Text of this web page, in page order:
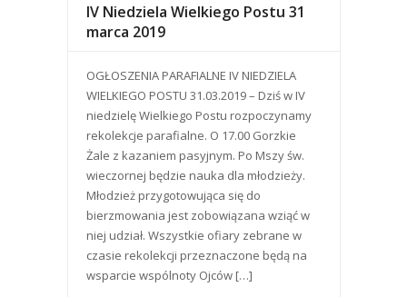
IV Niedziela Wielkiego Postu 31
marca 2019
OGŁOSZENIA PARAFIALNE IV NIEDZIELA
WIELKIEGO POSTU 31.03.2019 – Dziś w IV
niedzielę Wielkiego Postu rozpoczynamy
rekolekcje parafialne. O 17.00 Gorzkie
Żale z kazaniem pasyjnym. Po Mszy św.
wieczornej będzie nauka dla młodzieży.
Młodzież przygotowująca się do
bierzmowania jest zobowiązana wziąć w
niej udział. Wszystkie ofiary zebrane w
czasie rekolekcji przeznaczone będą na
wsparcie wspólnoty Ojców […]